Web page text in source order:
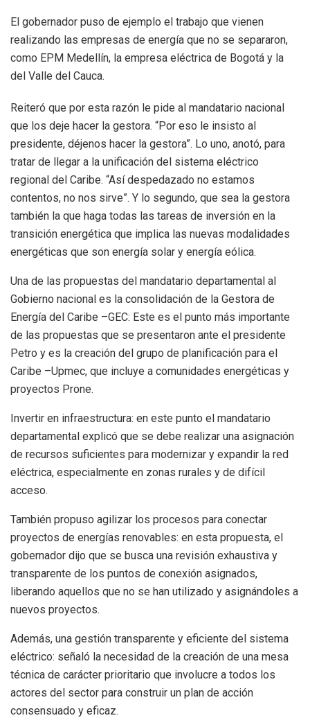
El gobernador puso de ejemplo el trabajo que vienen
realizando las empresas de energía que no se separaron,
como EPM Medellín, la empresa eléctrica de Bogotá y la
del Valle del Cauca.
Reiteró que por esta razón le pide al mandatario nacional
que los deje hacer la gestora. “Por eso le insisto al
presidente, déjenos hacer la gestora”. Lo uno, anotó, para
tratar de llegar a la unificación del sistema eléctrico
regional del Caribe. “Así despedazado no estamos
contentos, no nos sirve”. Y lo segundo, que sea la gestora
también la que haga todas las tareas de inversión en la
transición energética que implica las nuevas modalidades
energéticas que son energía solar y energía eólica.
Una de las propuestas del mandatario departamental al
Gobierno nacional es la consolidación de la Gestora de
Energía del Caribe –GEC: Este es el punto más importante
de las propuestas que se presentaron ante el presidente
Petro y es la creación del grupo de planificación para el
Caribe –Upmec, que incluye a comunidades energéticas y
proyectos Prone.
Invertir en infraestructura: en este punto el mandatario
departamental explicó que se debe realizar una asignación
de recursos suficientes para modernizar y expandir la red
eléctrica, especialmente en zonas rurales y de difícil
acceso.
También propuso agilizar los procesos para conectar
proyectos de energías renovables: en esta propuesta, el
gobernador dijo que se busca una revisión exhaustiva y
transparente de los puntos de conexión asignados,
liberando aquellos que no se han utilizado y asignándoles a
nuevos proyectos.
Además, una gestión transparente y eficiente del sistema
eléctrico: señaló la necesidad de la creación de una mesa
técnica de carácter prioritario que involucre a todos los
actores del sector para construir un plan de acción
consensuado y eficaz.